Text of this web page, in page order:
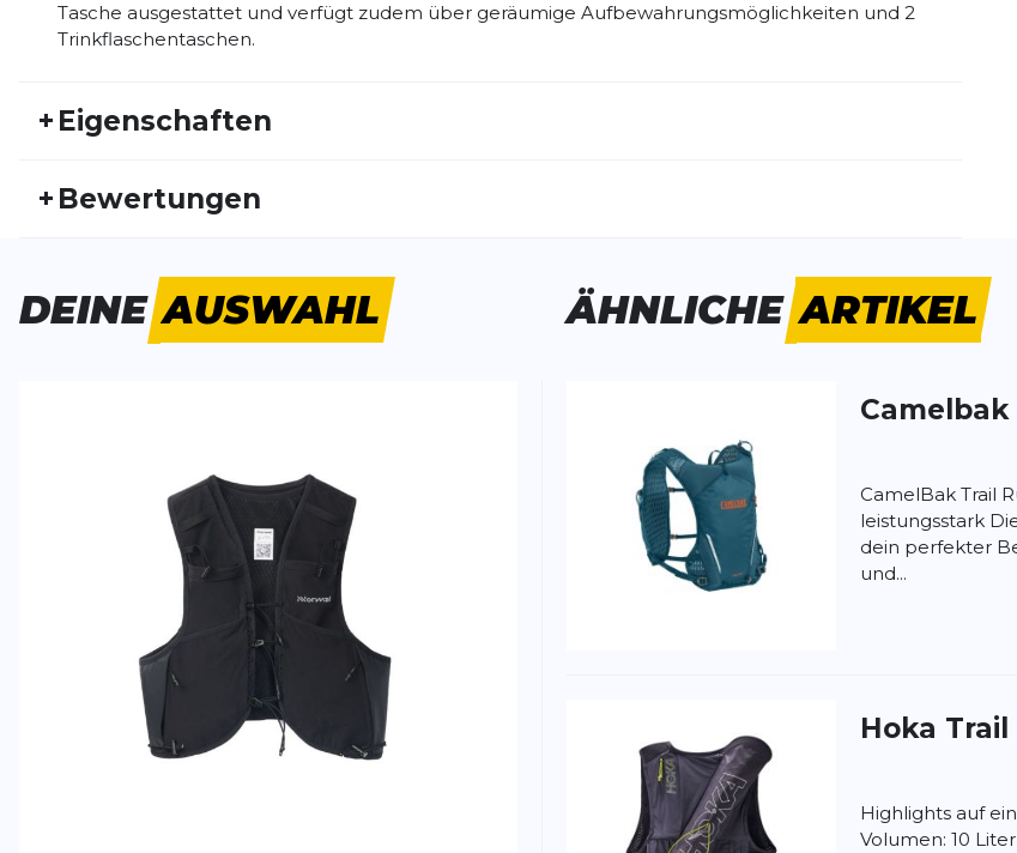
Tasche ausgestattet und verfügt zudem über geräumige Aufbewahrungsmöglichkeiten und 2
Trinkflaschentaschen.
+ Eigenschaften
Aktivitätstyp:
Laufen
+ Bewertungen
Bisher hat noch niemand dieses Produkt bewertet.
SCHREIBE EINE BEWERTUNG
Rezension
Rezension
DEINEAUSWAHL ÄHNLICHEARTIKEL
Camelbak
CamelBak Trail
leistungsstark
dein perfekter
und...
Hoka Trail
Highlights auf
Volumen: 10